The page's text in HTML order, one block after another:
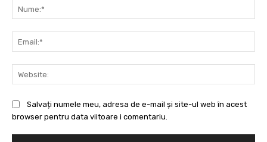
Salvați numele meu, adresa de e-mail și site-ul web în acest
browser pentru data viitoare i comentariu.